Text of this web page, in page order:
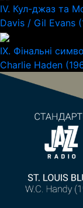
IV. Кул-джаз та
Davis / Gil Evans
IX. Фінальні
Charlie Haden